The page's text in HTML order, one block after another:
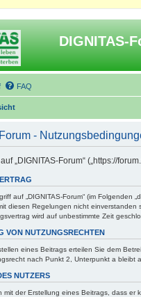
DIGNITAS-
FAQ
-
„DIGNITAS-Forum“ („https://
auf „DIGNITAS-Forum“ (im
diesen Regelungen nicht
wird auf unbestimmte Zeit
VON NUTZUNGSRECHTEN
eines Beitrags erteilen Sie dem
nach Punkt 2, Unterpunkt a bleibt
NUTZERS
mit der Erstellung eines Beitrags, dass